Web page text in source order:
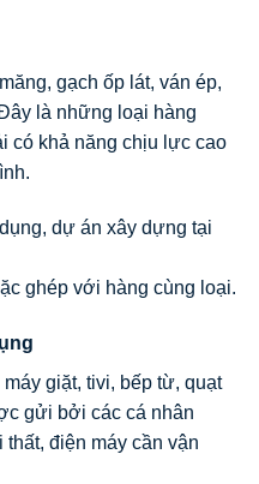
gạch ốp lát, ván ép,
là những loại hàng
có khả năng chịu lực cao
dự án xây dựng tại
ghép với hàng cùng loại.
giặt, tivi, bếp từ, quạt
gửi bởi các cá nhân
điện máy cần vận